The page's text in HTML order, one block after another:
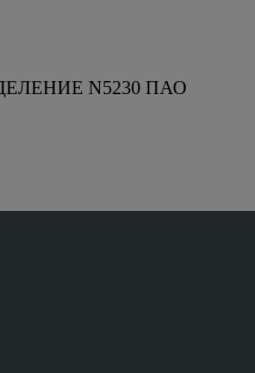
N5230 ПАО